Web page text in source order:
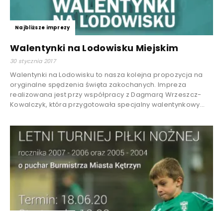
Najbliższe imprezy
Walentynki na Lodowisku Miejskim
30 stycznia 2017
Walentynki na Lodowisku to nasza kolejna propozycja na
oryginalne spędzenia święta zakochanych. Impreza
realizowana jest przy współpracy z Dagmarą Wrzeszcz-
Kowalczyk, która przygotowała specjalny walentynkowy...